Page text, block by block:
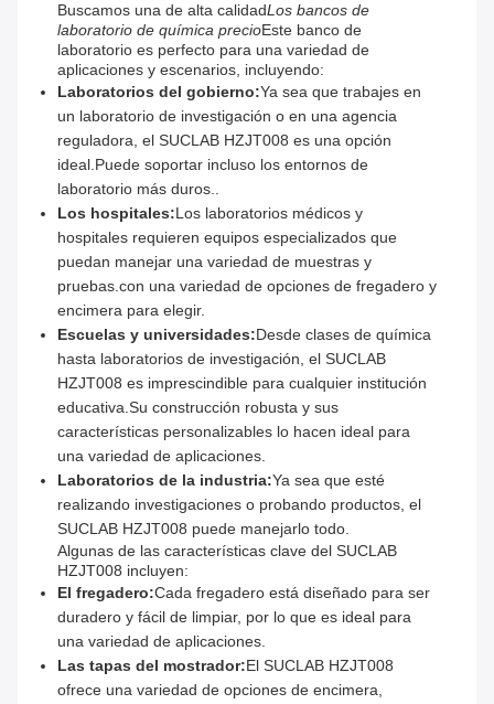
Buscamos una de alta calidadLos bancos de
laboratorio de química precioEste banco de
laboratorio es perfecto para una variedad de
aplicaciones y escenarios, incluyendo:
Laboratorios del gobierno:Ya sea que trabajes en
un laboratorio de investigación o en una agencia
reguladora, el SUCLAB HZJT008 es una opción
ideal.Puede soportar incluso los entornos de
laboratorio más duros..
Los hospitales:Los laboratorios médicos y
hospitales requieren equipos especializados que
puedan manejar una variedad de muestras y
pruebas.con una variedad de opciones de fregadero y
encimera para elegir.
Escuelas y universidades:Desde clases de química
hasta laboratorios de investigación, el SUCLAB
HZJT008 es imprescindible para cualquier institución
educativa.Su construcción robusta y sus
características personalizables lo hacen ideal para
una variedad de aplicaciones.
Laboratorios de la industria:Ya sea que esté
realizando investigaciones o probando productos, el
SUCLAB HZJT008 puede manejarlo todo.
Algunas de las características clave del SUCLAB
HZJT008 incluyen:
El fregadero:Cada fregadero está diseñado para ser
duradero y fácil de limpiar, por lo que es ideal para
una variedad de aplicaciones.
Las tapas del mostrador:El SUCLAB HZJT008
ofrece una variedad de opciones de encimera,